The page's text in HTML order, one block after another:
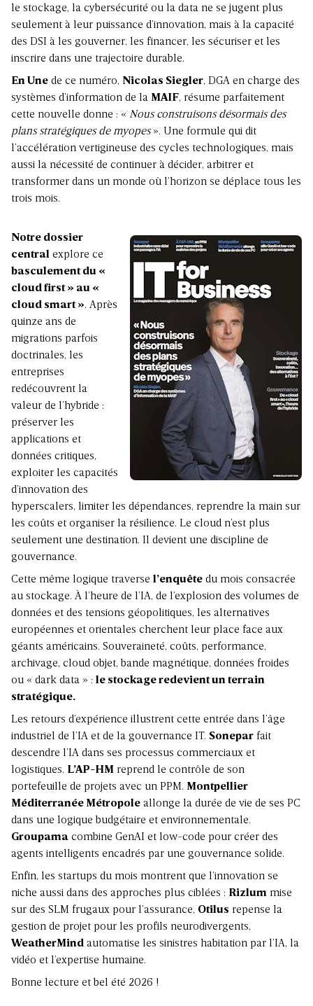
le stockage, la cybersécurité ou la data ne se jugent plus
seulement à leur puissance d’innovation, mais à la capacité
des DSI à les gouverner, les financer, les sécuriser et les
inscrire dans une trajectoire durable.
En Une de ce numéro, Nicolas Siegler, DGA en charge des
systèmes d’information de la MAIF, résume parfaitement
cette nouvelle donne : « Nous construisons désormais des
plans stratégiques de myopes». Une formule qui dit
l’accélération vertigineuse des cycles technologiques, mais
aussi la nécessité de continuer à décider, arbitrer et
transformer dans un monde où l’horizon se déplace tous les
trois mois.
Notre dossier
central explore ce
basculement du «
cloud first » au «
cloud smart ». Après
quinze ans de
migrations parfois
doctrinales, les
entreprises
redécouvrent la
valeur de l’hybride :
préserver les
applications et
données critiques,
exploiter les capacités
d’innovation des
hyperscalers, limiter les dépendances, reprendre la main sur
les coûts et organiser la résilience. Le cloud n’est plus
seulement une destination. Il devient une discipline de
gouvernance.
Cette même logique traverse l’enquête du mois consacrée
au stockage. À l’heure de l’IA, de l’explosion des volumes de
données et des tensions géopolitiques, les alternatives
européennes et orientales cherchent leur place face aux
géants américains. Souveraineté, coûts, performance,
archivage, cloud objet, bande magnétique, données froides
ou « dark data » : le stockage redevient un terrain
stratégique.
Les retours d’expérience illustrent cette entrée dans l’âge
industriel de l’IA et de la gouvernance IT. Sonepar fait
descendre l’IA dans ses processus commerciaux et
logistiques. L’AP-HM reprend le contrôle de son
portefeuille de projets avec un PPM. Montpellier
Méditerranée Métropole allonge la durée de vie de ses PC
dans une logique budgétaire et environnementale.
Groupama combine GenAI et low-code pour créer des
agents intelligents encadrés par une gouvernance solide.
Enfin, les startups du mois montrent que l’innovation se
niche aussi dans des approches plus ciblées : Rizlum mise
sur des SLM frugaux pour l’assurance, Otilus repense la
gestion de projet pour les profils neurodivergents,
WeatherMind automatise les sinistres habitation par l’IA, la
vidéo et l’expertise humaine.
Bonne lecture et bel été 2026 !